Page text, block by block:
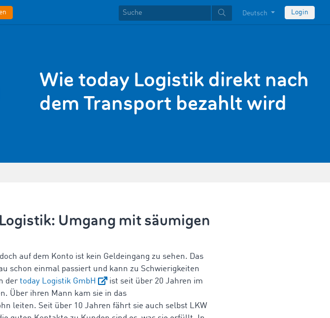
Deutsch Login
Wie today Logistik direkt nach
dem Transport bezahlt wird
Umgang mit säumigen
auf dem Konto ist kein Geldeingang zu sehen. Das
schon einmal passiert und kann zu Schwierigkeiten
der today Logistik GmbH
ist seit über 20 Jahren im
Über ihren Mann kam sie in das
leiten. Seit über 10 Jahren fährt sie auch selbst LKW